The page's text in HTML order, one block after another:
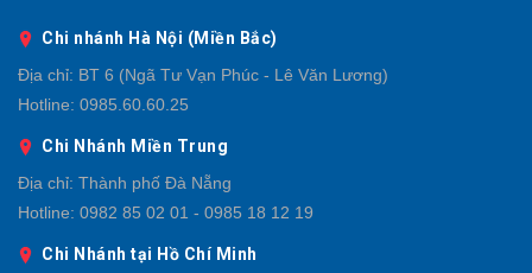
Chi nhánh Hà Nội (Miền Bắc)
Địa chỉ: BT 6 (Ngã Tư Vạn Phúc - Lê Văn Lương)
Hotline: 0985.60.60.25
Chi Nhánh Miền Trung
Địa chỉ: Thành phố Đà Nẵng
Hotline: 0982 85 02 01 - 0985 18 12 19
Chi Nhánh tại Hồ Chí Minh